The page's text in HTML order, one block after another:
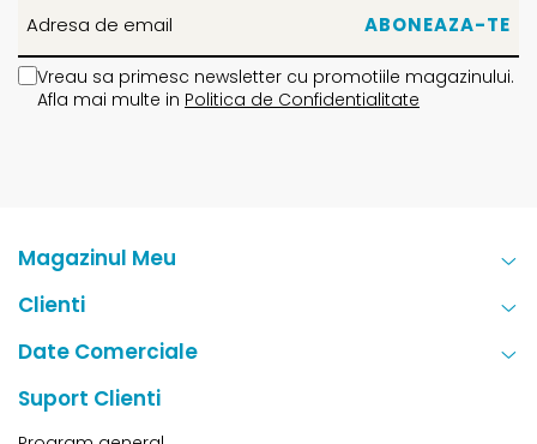
Vreau sa primesc newsletter cu promotiile magazinului.
Afla mai multe in Politica de Confidentialitate
Magazinul Meu
Clienti
Date Comerciale
Suport Clienti